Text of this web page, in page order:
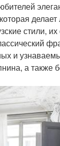
стили,
и
а также